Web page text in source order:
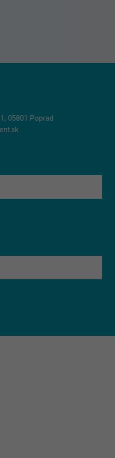
05801 Poprad